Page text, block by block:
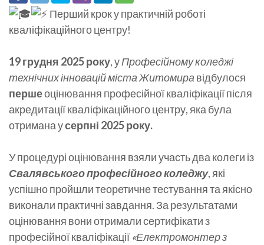
Перший крок у практичній роботі
кваліфікаційного центру!
19 грудня 2025 року, уПрофесійному коледжі
технічних інновацій міста Житомира відбулося
першеоцінювання професійної кваліфікації після
акредитації кваліфікаційного центру, яка була
отримана усерпні 2025 року.
У процедурі оцінювання взяли участь два колеги із
Свалявського професійного коледжу, які
успішно пройшли теоретичне тестування та якісно
виконали практичні завдання. За результатами
оцінювання вони отримали сертифікати з
професійної кваліфікації «Електромонтер з